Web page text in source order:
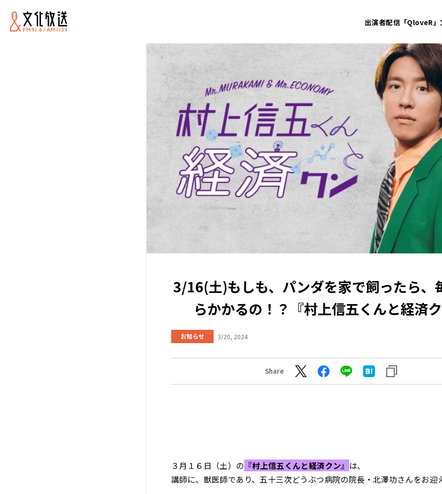
出演者配信「QloveR」
3/16(土)もしも、パンダを家で飼ったら、
らかかるの！？『村上信五くんと経済ク
お知らせ 3/20, 2024
Share
３月１６日（土）の 『村上信五くんと経済クン』 は、
講師に、獣医師であり、五十三次どうぶつ病院の院長・北澤功さんをお迎